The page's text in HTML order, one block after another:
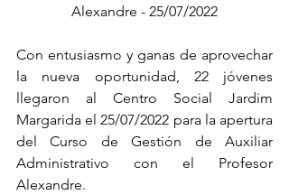
Alexandre - 25/07/2022
Con entusiasmo y ganas de aprovechar
la nueva oportunidad, 22 jóvenes
llegaron al Centro Social Jardim
Margarida el 25/07/2022 para la apertura
del Curso de Gestión de Auxiliar
Administrativo con el Profesor
Alexandre.